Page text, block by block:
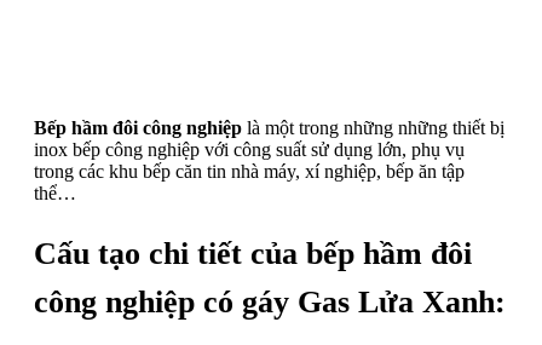
Bếp hầm đôi công nghiệp là một trong những những thiết bị
inox bếp công nghiệp với công suất sử dụng lớn, phụ vụ
trong các khu bếp căn tin nhà máy, xí nghiệp, bếp ăn tập
thể…
Cấu tạo chi tiết của bếp hầm đôi
công nghiệp có gáy Gas Lửa Xanh: